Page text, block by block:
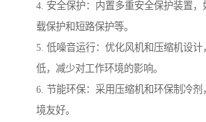
4. 安全保护：内置多重安全保护装置，
载保护和短路保护等。
5. 低噪音运行：优化风机和压缩机设计
低，减少对工作环境的影响。
6. 节能环保：采用压缩机和环保制冷剂
境友好。